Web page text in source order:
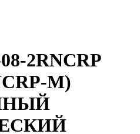
2RNCRP
M)